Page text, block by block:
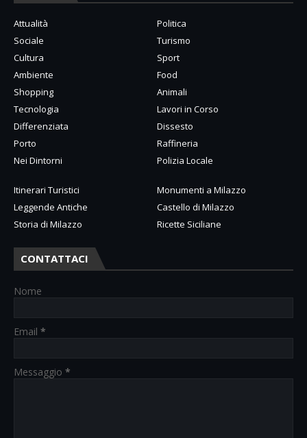
Attualità
Politica
Sociale
Turismo
Cultura
Sport
Ambiente
Food
Shopping
Animali
Tecnologia
Lavori in Corso
Differenziata
Dissesto
Porto
Raffineria
Nei Dintorni
Polizia Locale
Itinerari Turistici
Monumenti a Milazzo
Leggende Antiche
Castello di Milazzo
Storia di Milazzo
Ricette Siciliane
CONTATTACI
Nome
Email *
Messaggio *